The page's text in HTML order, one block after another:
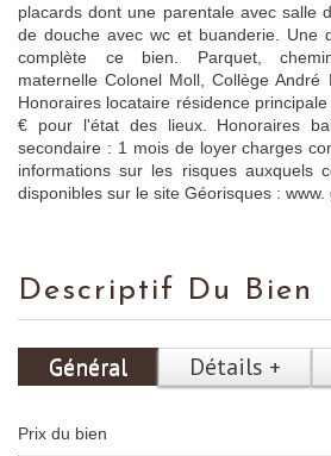
placards dont une parentale avec salle
de douche avec wc et buanderie. Une
complète ce bien. Parquet,
maternelle Colonel Moll, Collège André
Honoraires locataire résidence
€ pour l'état des lieux. Honoraires
secondaire : 1 mois de loyer charges
informations sur les risques auxquels
disponibles sur le site Géorisques :
Descriptif Du Bien
Général Détails +
Prix du bien